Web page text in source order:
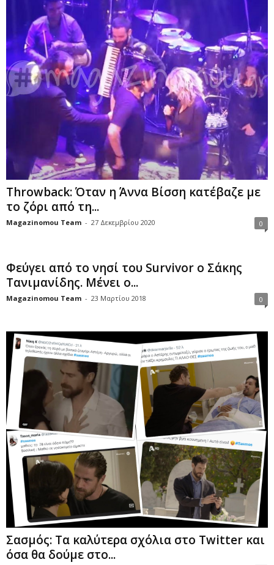
Throwback: Όταν η Άννα Βίσση κατέβαζε με
το ζόρι από τη...
Magazinomou Team - 27 Δεκεμβρίου 2020 0
Φεύγει από το νησί του Survivor ο Σάκης
Τανιμανίδης. Μένει ο...
Magazinomou Team - 23 Μαρτίου 2018 0
Σασμός: Τα καλύτερα σχόλια στο Twitter και
όσα θα δούμε στο...